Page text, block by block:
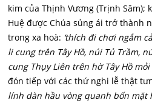
kim của Thịnh Vương (Trịnh Sâm);
Huệ được Chúa sủng ái trở thành
trong xa hoà: ‘thích đi chơi ngắm
li cung trên Tây Hồ, núi Tủ Trầm,
cung Thụy Liên trên hờ Tây Hồ mỏi
đón tiếp với các thứ nghi lễ thật
lính dàn hầu vòng quanh bốn mặt